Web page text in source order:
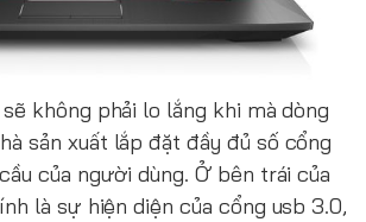
không phải lo lắng khi mà dòng
sản xuất lắp đặt đầy đủ số cổng
của người dùng. Ở bên trái của
là sự hiện diện của cổng usb 3.0,